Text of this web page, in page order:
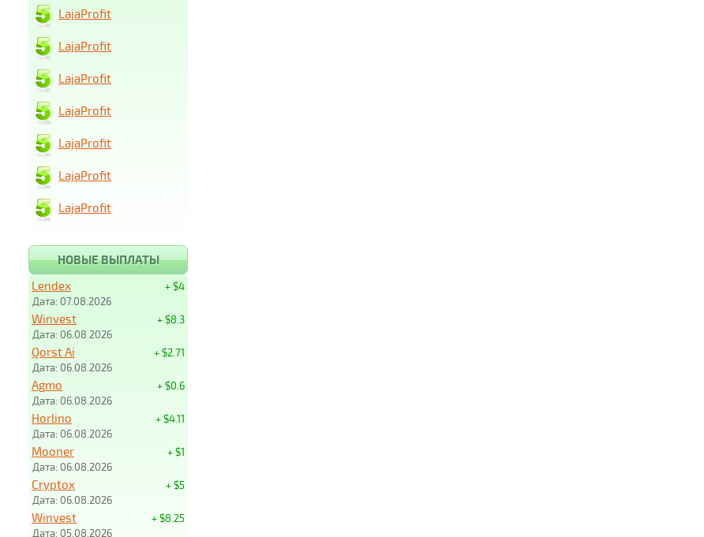
LajaProfit
LajaProfit
LajaProfit
LajaProfit
LajaProfit
LajaProfit
LajaProfit
НОВЫЕ ВЫПЛАТЫ
+ $4
Lendex
Дата: 07.08.2026
+ $8.3
Winvest
Дата: 06.08.2026
+ $2.71
Qorst Ai
Дата: 06.08.2026
+ $0.6
Agmo
Дата: 06.08.2026
+ $4.11
Horlino
Дата: 06.08.2026
+ $1
Mooner
Дата: 06.08.2026
+ $5
Cryptox
Дата: 06.08.2026
+ $8.25
Winvest
Дата: 05.08.2026